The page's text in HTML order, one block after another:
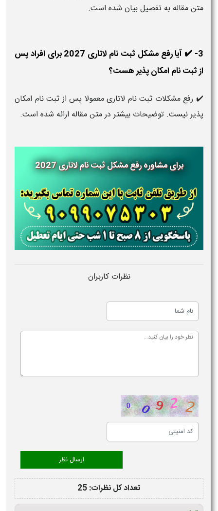
متن مقاله به تفصیل بیان شده است.
3- ✔️ آیا رفع مشکل ثبت نام لاتاری 2027 برای افراد پس
از ثبت نام امکان پذیر هست؟
✔️ رفع مشکلات ثبت نام لاتاری معمولا پس از ثبت نام امکان
پذیر نیست. توضیحات بیشتر در متن مقاله ارائه شده است.
برای مشاوره رفع مشکل ثبت نام لاتاری 2027
نظرات کاربران
تعداد کل نظرات: 25